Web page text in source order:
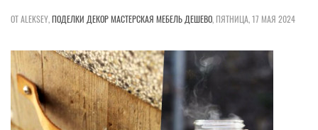
ОТ ALEKSEY,ПОДЕЛКИ ДЕКОРМАСТЕРСКАЯ МЕБЕЛЬ ДЕШЕВО,ПЯТНИЦА, 17 МАЯ 2024